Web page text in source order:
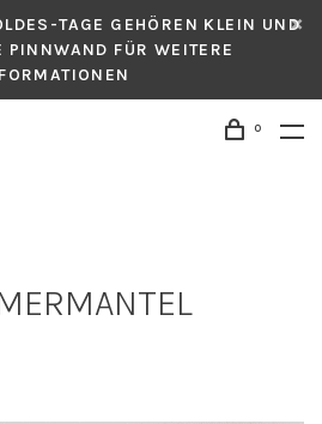
TAGE GEHÖREN KLEIN UND
PINNWAND FÜR WEITERE
0